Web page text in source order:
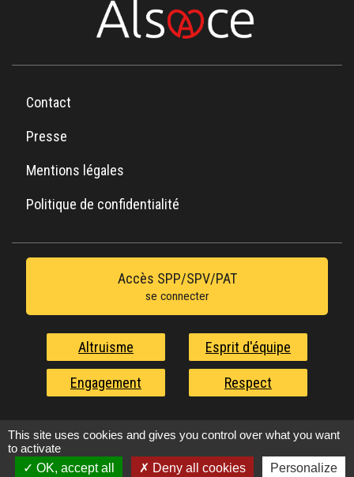
Contact
Presse
Mentions légales
Politique de confidentialité
Accès SPP/SPV/PAT
se connecter
Altruisme Esprit d'équipe
Engagement Respect
This site uses cookies and gives you control over what you want
to activate
OK, accept all
Deny all cookies Personalize